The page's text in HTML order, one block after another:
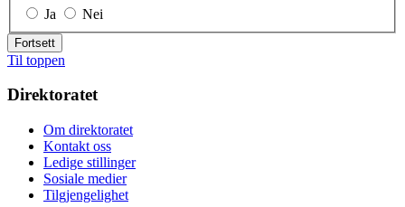
Ja
Nei
Fortsett
Til toppen
Direktoratet
Om direktoratet
Kontakt oss
Ledige stillinger
Sosiale medier
Tilgjengelighet